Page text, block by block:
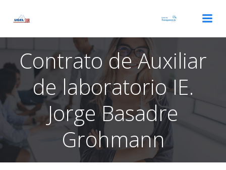
Contrato de Auxiliar
de laboratorio IE.
Jorge Basadre
Grohmann